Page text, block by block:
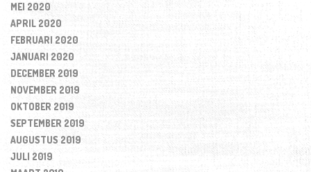
MEI 2020
APRIL 2020
FEBRUARI 2020
JANUARI 2020
DECEMBER 2019
NOVEMBER 2019
OKTOBER 2019
SEPTEMBER 2019
AUGUSTUS 2019
JULI 2019